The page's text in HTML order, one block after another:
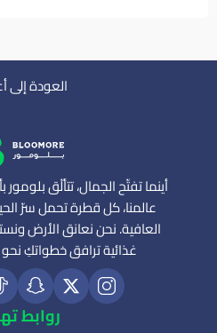
العودة إلى
أينما تفتّح الجمال، تتألّق
عالمنا، كل قطرة تحمل سرّ
العافية. نحن نعانق الأرض
غذائية ترافق خطواتكِ
روابط